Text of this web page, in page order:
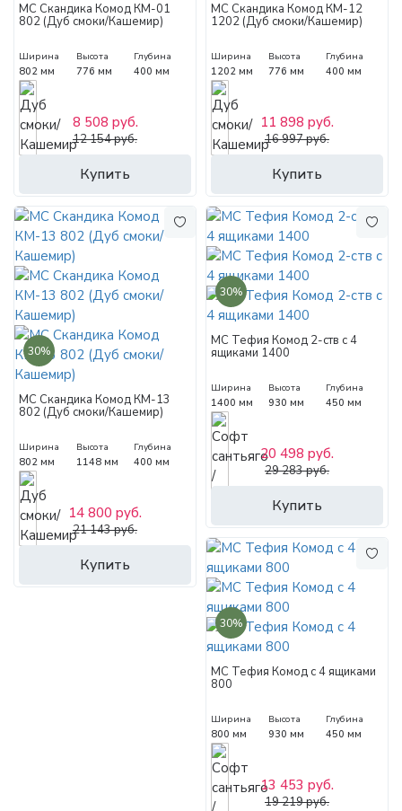
МС Скандика Комод КМ-01
802 (Дуб смоки/Кашемир)
Ширина
802 мм
Высота
776 мм
Глубина
400 мм
Купить
8 508 руб.
12 154 руб.
МС Скандика Комод КМ-12
1202 (Дуб смоки/Кашемир)
Ширина
1202 мм
Высота
776 мм
Глубина
400 мм
Купить
11 898 руб.
16 997 руб.
30%
МС Скандика Комод КМ-13
802 (Дуб смоки/Кашемир)
Ширина
802 мм
Высота
1148 мм
Глубина
400 мм
Купить
14 800 руб.
21 143 руб.
30%
МС Тефия Комод 2-ств с 4
ящиками 1400
Ширина
1400 мм
Высота
930 мм
Глубина
450 мм
Купить
20 498 руб.
29 283 руб.
30%
МС Тефия Комод с 4 ящиками
800
Ширина
800 мм
Высота
930 мм
Глубина
450 мм
13 453 руб.
19 219 руб.